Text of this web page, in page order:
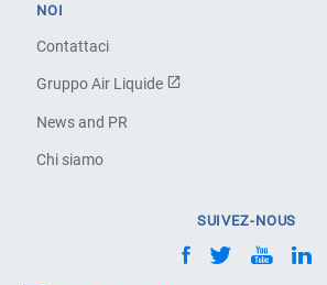
NOI
Contattaci
Gruppo Air Liquide
News and PR
Chi siamo
SUIVEZ-NOUS